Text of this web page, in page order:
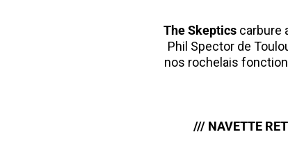
The Skeptics carbure
Phil Spector de
nos rochelais
/// NAVETTE